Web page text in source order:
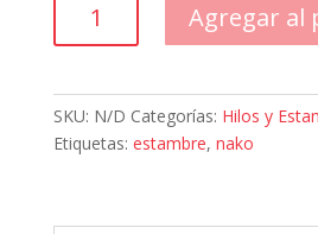
100
g
Agregar al
SKU: N/D Categorías: Hilos y
Etiquetas: estambre, nako